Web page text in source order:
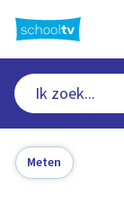
naar
hoofdinhoud
Meten